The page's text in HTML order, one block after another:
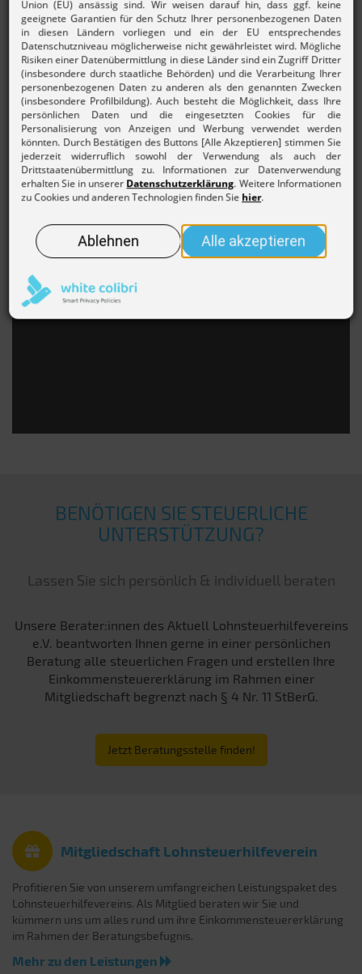
BENÖTIGEN SIE STEUERLICHE
UNTERSTÜTZUNG?
Lassen Sie sich persönlich & individuell beraten
Unsere Berater:innen des Aktuell Lohnsteuerhilfevereins
e.V. beantworten Ihnen gerne in einer persönlichen
Beratung alle steuerlichen Fragen und erstellen Ihre
Einkommensteuererklärung im Rahmen einer
Mitgliedschaft begrenzt nach § 4 Nr. 11 StBerG.
Jetzt Beratungsstelle finden!
Mitgliedschaft Lohnsteuerhilfeverein
Profitieren Sie von unserem umfangreichen Leistungspaket des
Lohnsteuerhilfevereins. Als Mitglied beraten wir Sie und
kümmern uns um alles rund um ihre Einkommensteuererklärung
im Rahmen der Beratungsbefugnis.
Mehr zu den Leistungen